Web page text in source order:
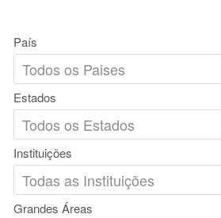
País
Estados
Instituições
Grandes Áreas